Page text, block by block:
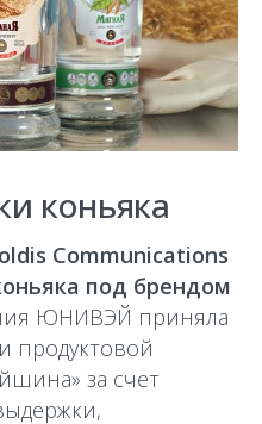
коньяка
Communications
под брендом
ЮНИВЭЙ приняла
продуктовой
за счет